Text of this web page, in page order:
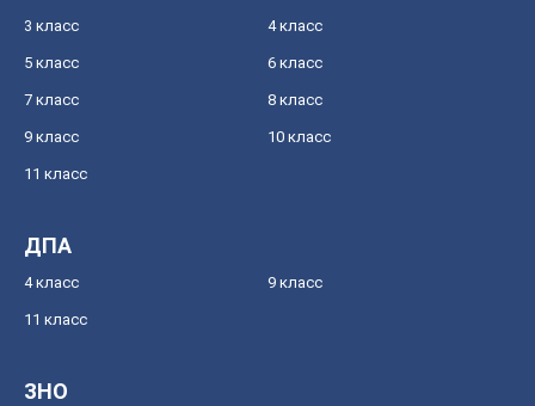
3 класс 4 класс
5 класс 6 класс
7 класс 8 класс
9 класс 10 класс
11 класс
ДПА
4 класс 9 класс
11 класс
ЗНО